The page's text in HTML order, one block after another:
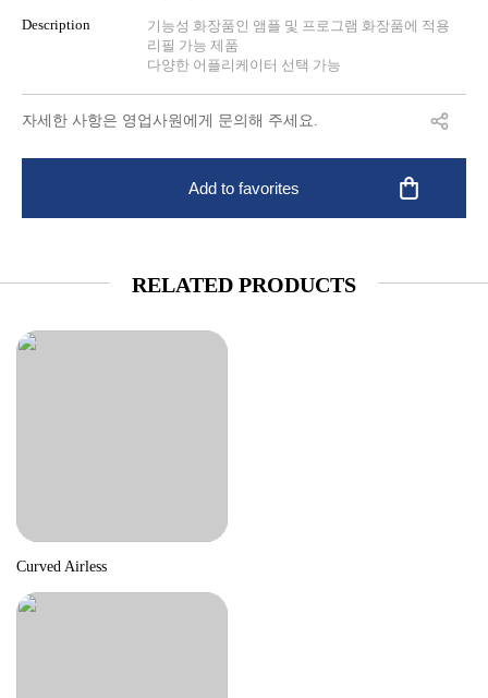
Description
기능성 화장품인 앰플 및 프로그램 화장품에 적용
리필 가능 제품
다양한 어플리케이터 선택 가능
자세한 사항은 영업사원에게 문의해 주세요.
Add to favorites
RELATED PRODUCTS
Curved Airless